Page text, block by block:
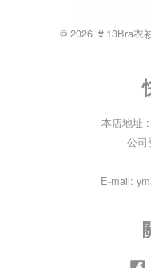
© 2026 👙13Bra衣
本店地址
公司
E-mail: